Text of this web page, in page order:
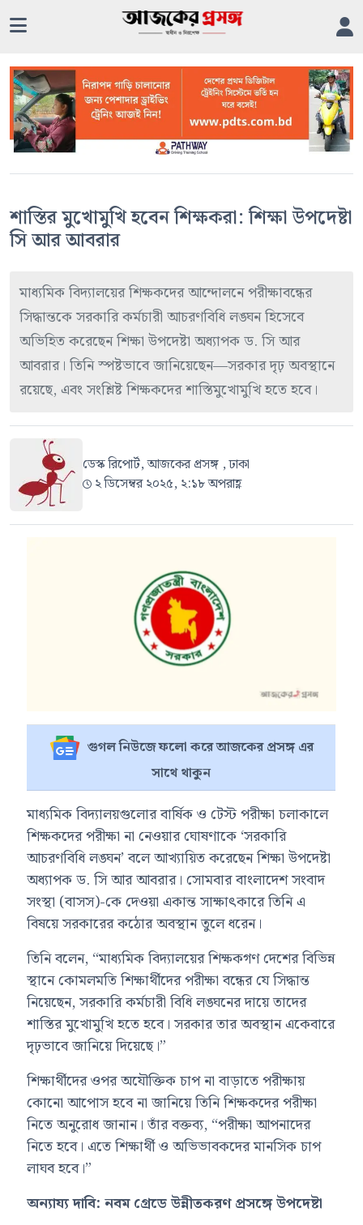
শাস্তির মুখোমুখি হবেন শিক্ষকরা: শিক্ষা উপদেষ্টা
সি আর আবরার
মাধ্যমিক বিদ্যালয়ের শিক্ষকদের আন্দোলনে পরীক্ষাবন্ধের
সিদ্ধান্তকে সরকারি কর্মচারী আচরণবিধি লঙ্ঘন হিসেবে
অভিহিত করেছেন শিক্ষা উপদেষ্টা অধ্যাপক ড. সি আর
আবরার। তিনি স্পষ্টভাবে জানিয়েছেন—সরকার দৃঢ় অবস্থানে
রয়েছে, এবং সংশ্লিষ্ট শিক্ষকদের শাস্তিমুখোমুখি হতে হবে।
ডেস্ক রিপোর্ট, আজকের প্রসঙ্গ , ঢাকা
২ ডিসেম্বর ২০২৫, ২:১৮ অপরাহ্ণ
গুগল নিউজে ফলো করে আজকের প্রসঙ্গ এর
সাথে থাকুন
মাধ্যমিক বিদ্যালয়গুলোর বার্ষিক ও টেস্ট পরীক্ষা চলাকালে
শিক্ষকদের পরীক্ষা না নেওয়ার ঘোষণাকে ‘সরকারি
আচরণবিধি লঙ্ঘন’ বলে আখ্যায়িত করেছেন শিক্ষা উপদেষ্টা
অধ্যাপক ড. সি আর আবরার। সোমবার বাংলাদেশ সংবাদ
সংস্থা (বাসস)-কে দেওয়া একান্ত সাক্ষাৎকারে তিনি এ
বিষয়ে সরকারের কঠোর অবস্থান তুলে ধরেন।
তিনি বলেন, “মাধ্যমিক বিদ্যালয়ের শিক্ষকগণ দেশের বিভিন্ন
স্থানে কোমলমতি শিক্ষার্থীদের পরীক্ষা বন্ধের যে সিদ্ধান্ত
নিয়েছেন, সরকারি কর্মচারী বিধি লঙ্ঘনের দায়ে তাদের
শাস্তির মুখোমুখি হতে হবে। সরকার তার অবস্থান একেবারে
দৃঢ়ভাবে জানিয়ে দিয়েছে।”
শিক্ষার্থীদের ওপর অযৌক্তিক চাপ না বাড়াতে পরীক্ষায়
কোনো আপোস হবে না জানিয়ে তিনি শিক্ষকদের পরীক্ষা
নিতে অনুরোধ জানান। তাঁর বক্তব্য, “পরীক্ষা আপনাদের
নিতে হবে। এতে শিক্ষার্থী ও অভিভাবকদের মানসিক চাপ
লাঘব হবে।”
অন্যায্য দাবি: নবম গ্রেডে উন্নীতকরণ প্রসঙ্গে উপদেষ্টা